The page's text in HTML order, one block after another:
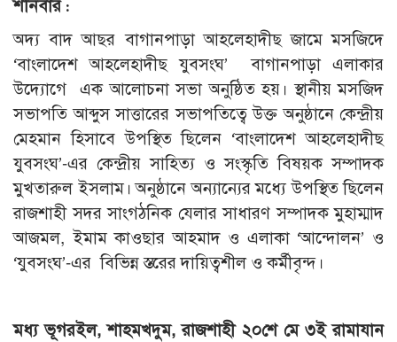
শনিবার :
অদ্য বাদ আছর বাগানপাড়া আহলেহাদীছ জামে মসজিদে
‘বাংলাদেশ আহলেহাদীছ যুবসংঘ’ বাগানপাড়া এলাকার
উদ্যোগে এক আলোচনা সভা অনুষ্ঠিত হয়। স্থানীয় মসজিদ
সভাপতি আব্দুস সাত্তারের সভাপতিত্বে উক্ত অনুষ্ঠানে কেন্দ্রীয়
মেহমান হিসাবে উপস্থিত ছিলেন ‘বাংলাদেশ আহলেহাদীছ
যুবসংঘ’-এর কেন্দ্রীয় সাহিত্য ও সংস্কৃতি বিষয়ক সম্পাদক
মুখতারুল ইসলাম। অনুষ্ঠানে অন্যান্যের মধ্যে উপস্থিত ছিলেন
রাজশাহী সদর সাংগঠনিক যেলার সাধারণ সম্পাদক মুহাম্মাদ
আজমল, ইমাম কাওছার আহমাদ ও এলাকা ‘আন্দোলন’ ও
‘যুবসংঘ’-এর বিভিন্ন স্তরের দায়িত্বশীল ও কর্মীবৃন্দ।
মধ্য ভূগরইল, শাহমখদুম, রাজশাহী ২০শে মে ৩ই রামাযান